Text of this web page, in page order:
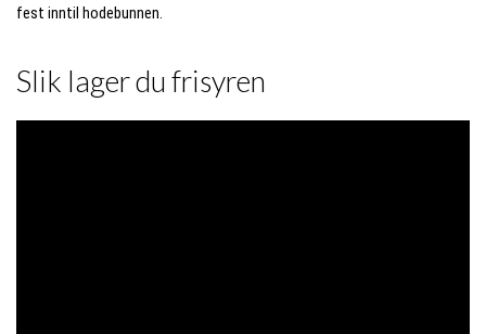
fest inntil hodebunnen.
Slik lager du frisyren